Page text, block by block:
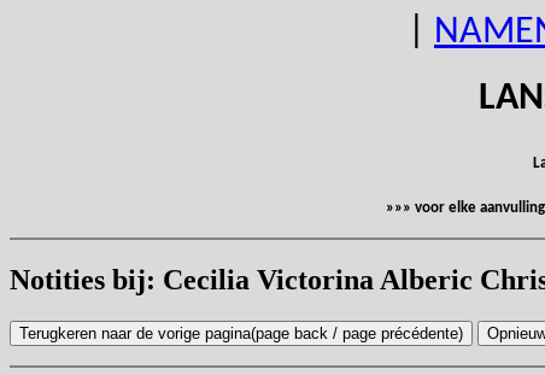
»»» voor elke
Notities bij: Cecilia Victorina Alberic